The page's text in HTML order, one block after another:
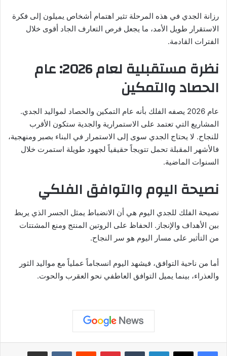
رزانة الجدي في هذه المرحلة تثير اهتمام أشخاص يميلون إلى فكرة
الاستقرار طويل الأمد، ما يجعل فرص التعارف الجاد أقوى خلال
الفترات القادمة.
نظرة مستقبلية لعام 2026: عام
الحصاد والتمكين
عام 2026 يصفه الفلك بأنه عام التمكين والحصاد لمواليد الجدي.
المشاريع التي تعتمد على الاستمرارية والجدية ستكون الأقرب
للنجاح. لا يحتاج الجدي سوى إلى الاستمرار في البناء بصبر ومنهجية،
فالأشهر المقبلة تحمل تتويجاً حقيقياً لجهود طويلة استمرت خلال
السنوات الماضية.
نصيحة اليوم والتوافق الفلكي
نصيحة الفلك للجدي اليوم هي أن الانضباط يمثل الجسر الذي يربط
بين الأهداف والإنجاز. الحفاظ على الروتين المنتج ومنع المشتتات
من التأثير على مسار اليوم هو سر النجاح.
أما من ناحية التوافق، فيشهد اليوم انسجاماً عملياً مع مواليد الثور
والعذراء، بينما يميل التوافق العاطفي نحو العقرب والحوت.
لينكدإن بينتيريست مشاركة عبر البريد